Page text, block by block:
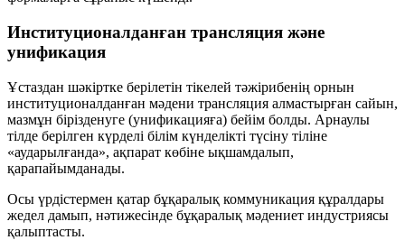
Институционалданған трансляция және
унификация
Ұстаздан шәкіртке берілетін тікелей тәжірибенің орнын
институционалданған мәдени трансляция алмастырған сайын,
мазмұн бірізденуге (унификацияға) бейім болды. Арнаулы
тілде берілген күрделі білім күнделікті түсіну тіліне
«аударылғанда», ақпарат көбіне ықшамдалып,
қарапайымданады.
Осы үрдістермен қатар бұқаралық коммуникация құралдары
жедел дамып, нәтижесінде бұқаралық мәдениет индустриясы
қалыптасты.